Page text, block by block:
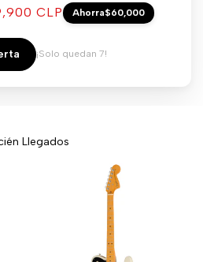
CLP Ahorra$60,000
¡Solo quedan 7!
Llegados